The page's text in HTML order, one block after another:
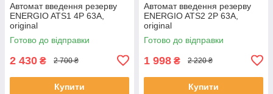
Автомат введення резерву
ENERGIO ATS1 4P 63A,
original
Готово до відправки
2 430 ₴ 2 700 ₴
Купити
Автомат введення резерву
ENERGIO ATS2 2P 63A,
original
Готово до відправки
1 998 ₴ 2 220 ₴
Купити